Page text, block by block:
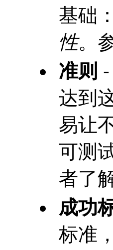
基础：
性。
准则
达到
易让
可测
者了
成功
标准